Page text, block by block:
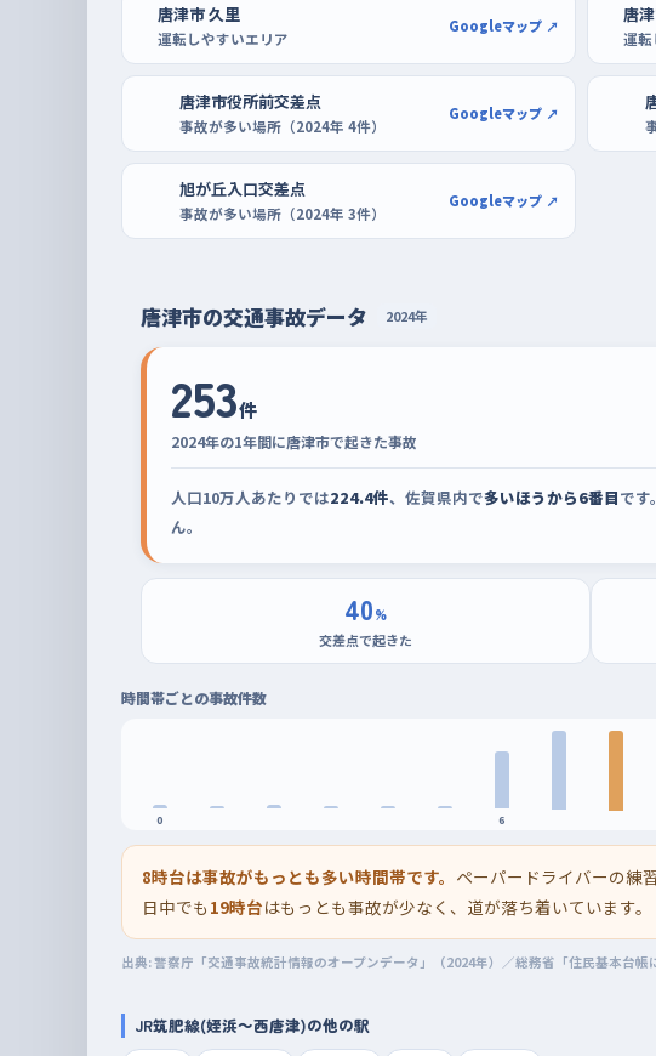
時間帯がおすすめ。曜日でいえば週明けの月曜と週末前の金曜は
や土日の午後を選ぶと気楽に走れる。
駐車の練習は、鏡のイオン唐津ショッピングセンターの駐車場が広
るので、切り返しを何度もやり直しても後ろが詰まりにくい。市街
駐車場を使うと、狭めのスペースに入れる感覚と、市街地の道へ
度にできる。
唐津市 久里
運転しやすいエリア
Googleマップ ↗ 唐
運転
唐津市役所前交差点
事故が多い場所（2024年 4件）
Googleマップ ↗
旭が丘入口交差点
事故が多い場所（2024年 3件）
Googleマップ ↗
唐津市の交通事故データ 2024年
253件
2024年の1年間に唐津市で起きた事故
人口10万人あたりでは224.4件、佐賀県内で多いほうから6番目で
ん。
40%
交差点で起きた
時間帯ごとの事故件数
0 6
8時台は事故がもっとも多い時間帯です。 ペーパードライバーの練
日中でも 19時台はもっとも事故が少なく、道が落ち着いています。
出典: 警察庁「交通事故統計情報のオープンデータ」（2024年）／総務省「住民基本台
JR筑肥線(姪浜～西唐津)の他の駅